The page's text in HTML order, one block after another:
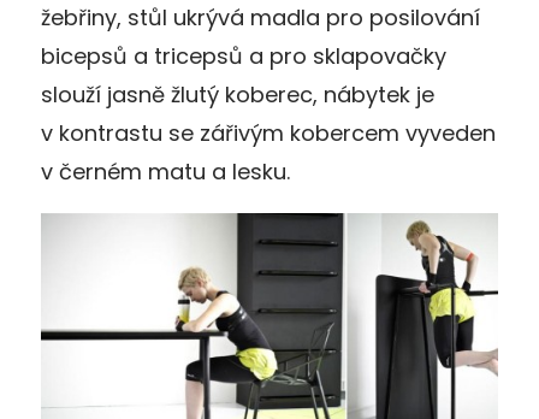
žebřiny, stůl ukrývá madla pro posilování
bicepsů a tricepsů a pro sklapovačky
slouží jasně žlutý koberec, nábytek je
v kontrastu se zářivým kobercem vyveden
v černém matu a lesku.